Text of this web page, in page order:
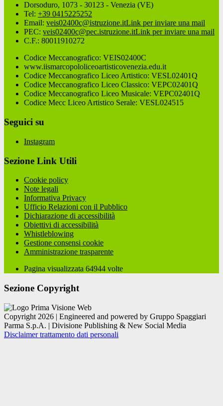
Dorsoduro, 1073 - 30123 - Venezia (VE)
Tel: +39 0415225252
Email: veis02400c@istruzione.itLink per inviare una mail
PEC: veis02400c@pec.istruzione.itLink per inviare una mail
C.F.: 80011910272
Codice Meccanografico: VEIS02400C
www.iismarcopololiceoartisticovenezia.edu.it
Codice Meccanografico Liceo Artistico: VESL02401Q
Codice Meccanografico Liceo Classico: VEPC02401Q
Codice Meccanografico Liceo Musicale: VEPC02401Q
Codice Mecc Liceo Artistico Serale: VESL024515
Seguici su
Instagram
Sezione Link Utili
Cookie policy
Note legali
Informativa Privacy
Ufficio Relazioni con il Pubblico
Dichiarazione di accessibilità
Obiettivi di accessibilità
Whistleblowing
Gestione consensi cookie
Amministrazione trasparente
Pagina visualizzata 64944 volte
Sezione Copyright
Copyright 2026 | Engineered and powered by Gruppo Spaggiari
Parma S.p.A. | Divisione Publishing & New Social Media
Disclaimer trattamento dati personali